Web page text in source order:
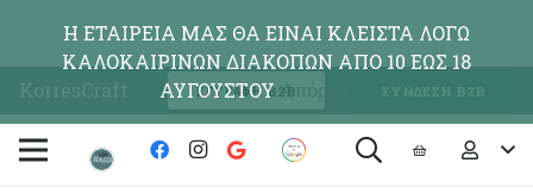
KorresCraft ΕΓΓΡΑΦΗ Β2Β ΣΥΝΔΕΣΗ Β2Β
Η ΕΤΑΙΡΕΙΑ ΜΑΣ ΘΑ ΕΙΝΑΙ ΚΛΕΙΣΤΑ ΛΟΓΩ
ΚΑΛΟΚΑΙΡΙΝΩΝ ΔΙΑΚΟΠΩΝ ΑΠΟ 10 ΕΩΣ 18
ΑΥΓΟΥΣΤΟΥΑπόρριψη